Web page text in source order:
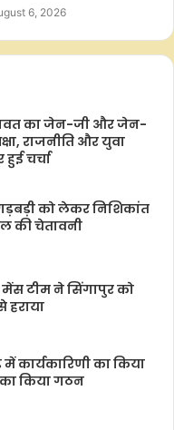
6, 2026
का जेन-जी और जेन-
राजनीति और युवा
चर्चा
को लेकर निशिकांत
की चेतावनी
टीम ने सिंगापुर को
हराया
कार्यकारिणी का किया
का किया गठन